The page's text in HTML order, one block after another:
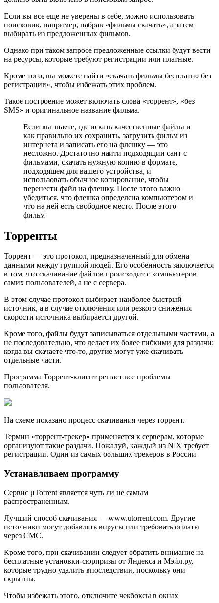
Если вы все еще не уверены в себе, можно использовать
поисковик, например, набрав «фильмы скачать», а затем
выбирать из предложенных фильмов.
Однако при таком запросе предложенные ссылки будут вести
на ресурсы, которые требуют регистрации или платные.
Кроме того, вы можете найти «скачать фильмы бесплатно без
регистрации», чтобы избежать этих проблем.
Такое построение может включать слова «торрент», «без
SMS» и оригинальное название фильма.
Если вы знаете, где искать качественные файлы и
как правильно их сохранить, загрузить фильм из
интернета и записать его на флешку — это
несложно. Достаточно найти подходящий сайт с
фильмами, скачать нужную копию в формате,
подходящем для вашего устройства, и
использовать обычное копирование, чтобы
перенести файл на флешку. После этого важно
убедиться, что флешка определена компьютером и
что на ней есть свободное место. После этого
фильм
Торренты
Торрент — это протокол, предназначенный для обмена
данными между группой людей. Его особенность заключается
в том, что скачивание файлов происходит с компьютеров
самих пользователей, а не с сервера.
В этом случае протокол выбирает наиболее быстрый
источник, а в случае отключения или резкого снижения
скорости источника выбирается другой.
Кроме того, файлы будут запиcываться отдельными частями, а
не последовательно, что делает их более гибкими для раздачи:
когда вы скачаете что-то, другие могут уже скачивать
отдельные части.
Программа Торрент-клиент решает все проблемы
пользователя.
На схеме показано процесс скачивания через торрент.
Термин «торрент-трекер» применяется к серверам, которые
организуют такие раздачи. Пожалуй, каждый из NIX требует
регистрации. Один из самых больших трекеров в России.
Устанавливаем программу
Сервис μTorrent является чуть ли не самым
распространенным.
Лучший способ скачивания — www.utorrent.com. Другие
источники могут добавлять вирусы или требовать оплаты
через CМС.
Кроме того, при скачивании следует обратить внимание на
бесплатные установки-сюрпризы от Яндекса и Мэйл.ру,
которые трудно удалить впоследствии, поскольку они
скрытны.
Чтобы избежать этого, отключите чекбоксы в окнах